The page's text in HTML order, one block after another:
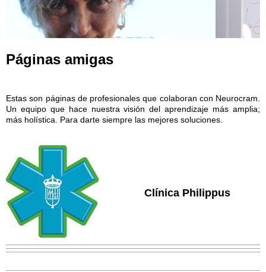
Páginas amigas
Estas son páginas de profesionales que colaboran con Neurocram.
Un equipo que hace nuestra visión del aprendizaje más amplia;
más holística. Para darte siempre las mejores soluciones.
Clínica Philippus